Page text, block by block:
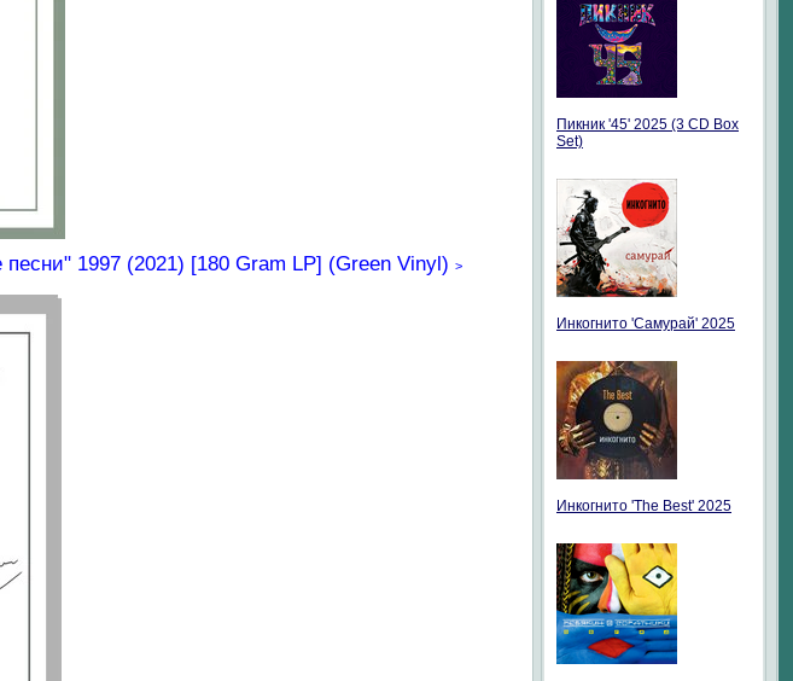
1997 (2021) [180 Gram LP] (Green Vinyl) >
Пикник '45' 2025 (3 CD Box
Set)
Инкогнито 'Самурай' 2025
Инкогнито 'The Best' 2025